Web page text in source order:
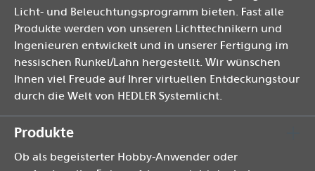
Licht- und Beleuchtungsprogramm bieten. Fast alle
Produkte werden von unseren Lichttechnikern und
Ingenieuren entwickelt und in unserer Fertigung im
hessischen Runkel/Lahn hergestellt. Wir wünschen
Ihnen viel Freude auf Ihrer virtuellen Entdeckungstour
durch die Welt von HEDLER Systemlicht.
Produkte
Ob als begeisterter Hobby-Anwender oder